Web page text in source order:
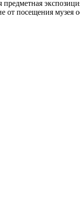
от посещения музея